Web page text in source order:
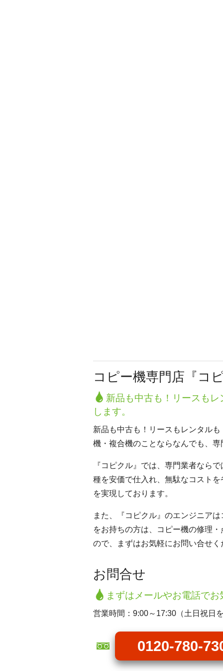
コピー機専門店『コ
新品も中古も！リースも
します。
新品も中古も！リースもレンタル
機・複合機のことならなんでも、
『コピクル』では、専門業者なら
種を安価で仕入れ、無駄なコスト
を実現しております。
また、『コピクル』のエンジニア
をお持ちの方は、コピー機の修理
ので、まずはお気軽にお問い合せく
お問合せ
まずはメールやお電話で
営業時間：9:00～17:30（土日祝日
0120-780-